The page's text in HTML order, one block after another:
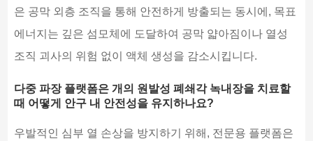
은 공막 외층 조직을 통해 안전하게 방출되는 동시에, 목표
에너지는 깊은 섬모체에 도달하여 공막 얇아짐이나 열성
조직 괴사의 위험 없이 액체 생성을 감소시킵니다.
다중 파장 플랫폼은 개의 원발성 폐쇄각 녹내장을 치료할
때 어떻게 안구 내 안전성을 유지하나요?
우발적인 심부 열 손상을 방지하기 위해, 전문용 플랫폼은